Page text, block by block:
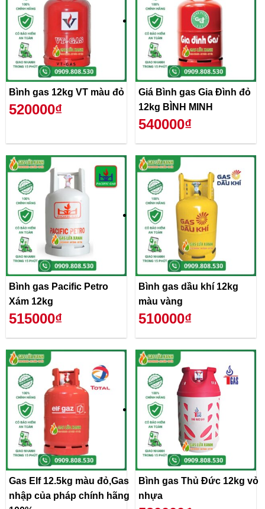
Bình gas 12kg VT màu đỏ
520000₫
Giá Bình gas Gia Đình đỏ
12kg BÌNH MINH
540000₫
Bình gas Pacific Petro
Xám 12kg
515000₫
Bình gas dầu khí 12kg
màu vàng
510000₫
Gas Elf 12.5kg màu đỏ,Gas
nhập của pháp chính hãng
Bình gas Thủ Đức 12kg vỏ
nhựa